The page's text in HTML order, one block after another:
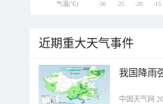
气温(℃) -30 -25 -20 -15
近期重大天气事件
我国降雨
中国天气网